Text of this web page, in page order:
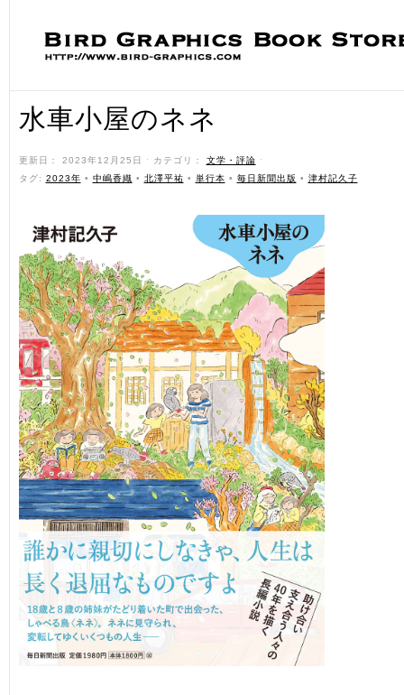
水車小屋のネネ
更新日： 2023年12月25日 ˑ カテゴリ： 文学・評論 ˑ
タグ: 2023年 • 中嶋香織 • 北澤平祐 • 単行本 • 毎日新聞出版 • 津村記久子